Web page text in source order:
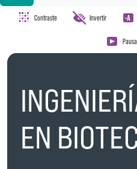
Contraste Invertir
EN